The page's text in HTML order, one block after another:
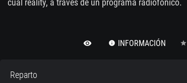
remove_red_eye info INFORMACIÓN star
Reparto